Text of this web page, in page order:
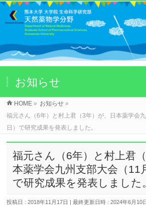
お知らせ
HOME » お知らせ »
福元さん（6年）と村上君（3年）が、日本薬学会
日）で研究成果を発表しました。
福元さん（6年）と村上君
本薬学会九州支部大会（11
で研究成果を発表しました
投稿日 : 2018年11月17日 最終更新日時 : 2024年6月10